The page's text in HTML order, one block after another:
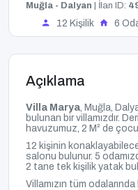
Muğla - Dalyan | İlan ID:
12 Kişilik 6
Açıklama
Villa Marya, Muğla,
bulunan bir villamızdır.
havuzumuz, 2 M² de
12 kişinin
salonu bulunur. 5
2 tane tek kişilik yatak
Villamızın tüm